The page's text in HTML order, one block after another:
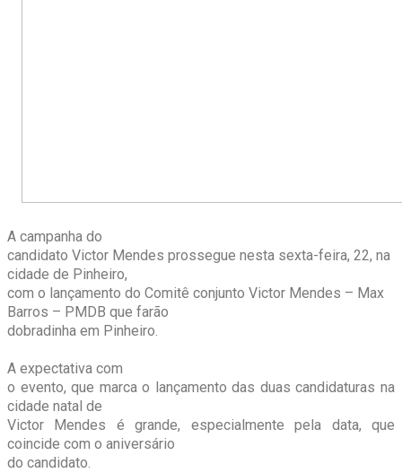
A campanha do
candidato Victor Mendes prossegue nesta sexta-feira, 22, na
cidade de Pinheiro,
com o lançamento do Comitê conjunto Victor Mendes – Max
Barros – PMDB que farão
dobradinha em Pinheiro.
A expectativa com
o evento, que marca o lançamento das duas candidaturas na
cidade natal de
Victor Mendes é grande, especialmente pela data, que
coincide com o aniversário
do candidato.